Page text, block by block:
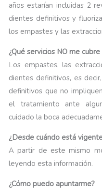
años estarían incluidas 2
dientes definitivos y
los empastes y las
¿Qué servicios NO me
Los empastes, las
dientes definitivos, es
definitivos que no
el tratamiento ante
cuidado la boca
¿Desde cuándo está
A partir de este mismo
leyendo esta información.
¿Cómo puedo apuntarme?